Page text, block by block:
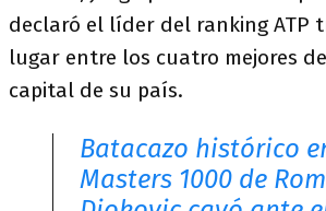
declaró el líder del ranking ATP
lugar entre los cuatro mejores
capital de su país.
Batacazo histórico
Masters 1000 de